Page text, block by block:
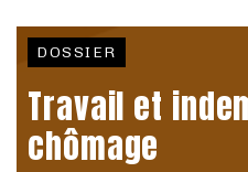
DOSSIER
Travail et
chômage